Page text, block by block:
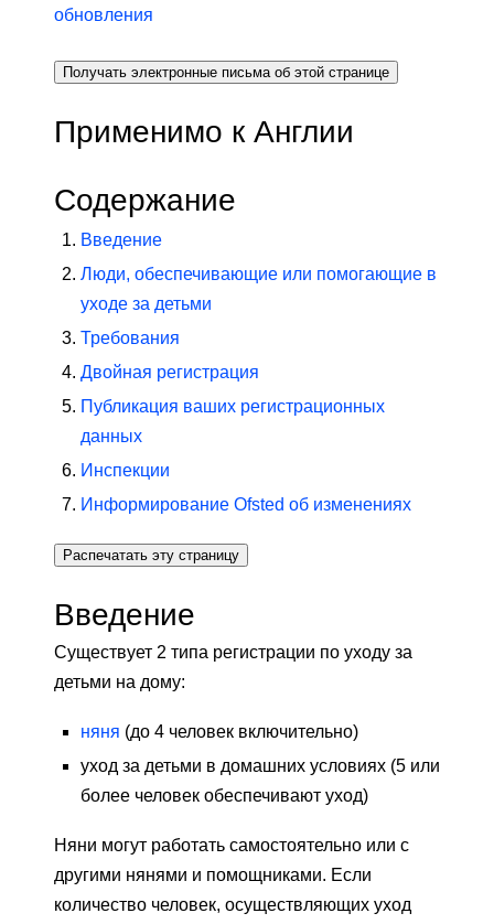
обновления
Получать электронные письма об этой странице
Применимо к Англии
Содержание
Введение
Люди, обеспечивающие или помогающие в
уходе за детьми
Требования
Двойная регистрация
Публикация ваших регистрационных
данных
Инспекции
Информирование Ofsted об изменениях
Распечатать эту страницу
Введение
Существует 2 типа регистрации по уходу за
детьми на дому:
няня (до 4 человек включительно)
уход за детьми в домашних условиях (5 или
более человек обеспечивают уход)
Няни могут работать самостоятельно или с
другими нянями и помощниками. Если
количество человек, осуществляющих уход